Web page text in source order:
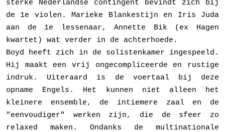
sterke Nederlandse contingent bevindt zich bij
de 1e violen. Marieke Blankestijn en Iris Juda
aan de 1e lessenaar, Annette Bik (ex Hagen
kwartet) wat verder in de achterhoede.
Boyd heeft zich in de solistenkamer ingespeeld.
Hij maakt een vrij ongecompliceerde en rustige
indruk. Uiteraard is de voertaal bij deze
opname Engels. Het kunnen niet alleen het
kleinere ensemble, de intieme­re zaal en de
"eenvoudiger" werken zijn, die de sfeer zo
relaxed maken. Ondanks de multina­tionale